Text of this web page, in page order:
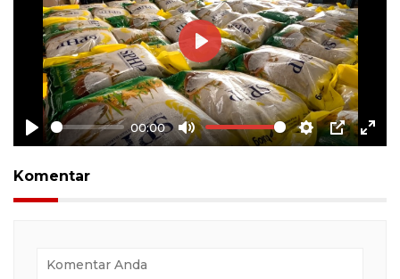
Play
00:00
Mute Settings
PIP
Play
Komentar